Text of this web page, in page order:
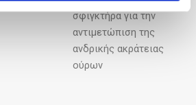
σφιγκτήρα για την
αντιμετώπιση της
ανδρικής ακράτειας
ούρων